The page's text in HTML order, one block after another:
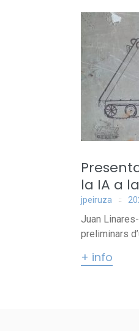
la IA a
jpeiruza
Juan
preliminars
+ info